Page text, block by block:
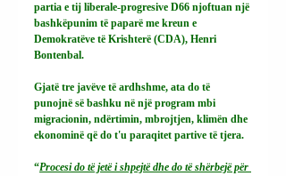
partia e tij liberale-progresive D66 njoftuan një
bashkëpunim të paparë me kreun e
Demokratëve të Krishterë (CDA), Henri
Bontenbal.
Gjatë tre javëve të ardhshme, ata do të
punojnë së bashku në një program mbi
migracionin, ndërtimin, mbrojtjen, klimën dhe
ekonominë që do t'u paraqitet partive të tjera.
“Procesi do të jetë i shpejtë dhe do të shërbejë për